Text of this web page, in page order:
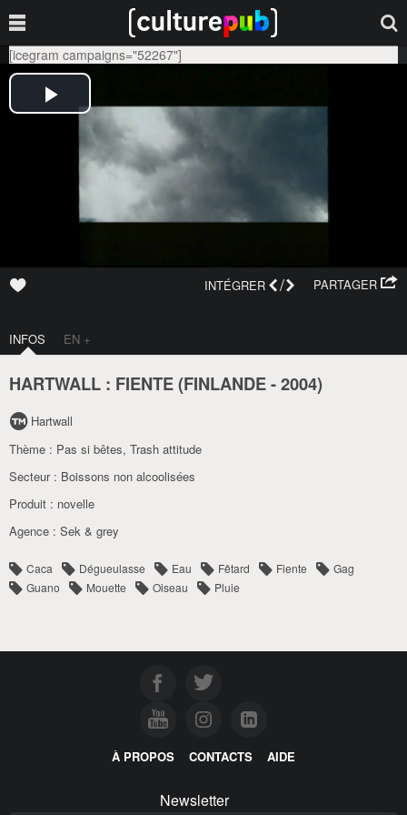
[icegram campaigns="52267"]
PARTAGER
INTÉGRER /
INFOS EN +
HARTWALL : FIENTE (FINLANDE-2004)
Hartwall
Thème : Pas si bêtes, Trash attitude
Secteur : Boissons non alcoolisées
Produit : novelle
Agence : Sek & grey
Caca Dégueulasse Eau Fêtard Fiente
Gag
Guano
Mouette Oiseau Pluie
À PROPOS CONTACTS AIDE
Newsletter